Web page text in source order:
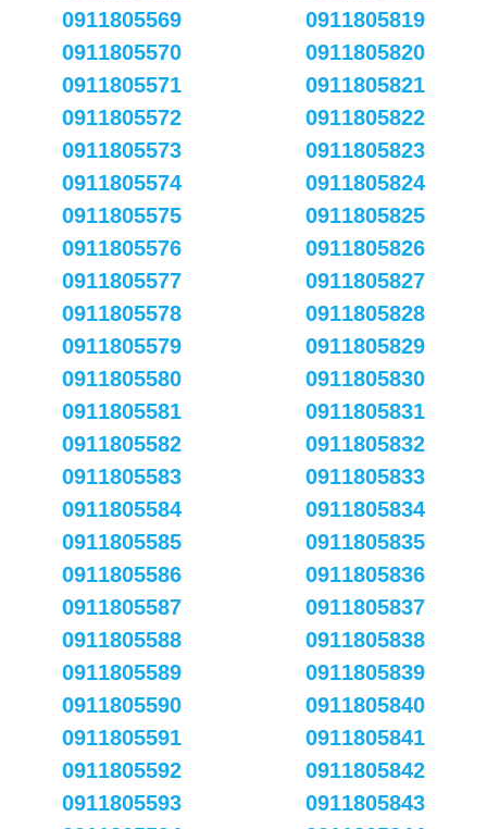
0911805569
0911805570
0911805571
0911805572
0911805573
0911805574
0911805575
0911805576
0911805577
0911805578
0911805579
0911805580
0911805581
0911805582
0911805583
0911805584
0911805585
0911805586
0911805587
0911805588
0911805589
0911805590
0911805591
0911805592
0911805593
0911805819
0911805820
0911805821
0911805822
0911805823
0911805824
0911805825
0911805826
0911805827
0911805828
0911805829
0911805830
0911805831
0911805832
0911805833
0911805834
0911805835
0911805836
0911805837
0911805838
0911805839
0911805840
0911805841
0911805842
0911805843